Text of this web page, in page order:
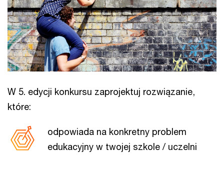
W 5. edycji konkursu zaprojektuj rozwiązanie,
które:
odpowiada na konkretny problem
edukacyjny w twojej szkole / uczelni